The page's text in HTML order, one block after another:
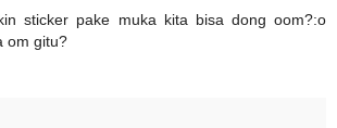
sticker pake muka kita bisa dong oom?:o
om gitu?